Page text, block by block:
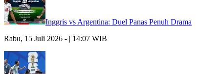
Inggris vs Argentina: Duel Panas Penuh Drama
Rabu, 15 Juli 2026 - | 14:07 WIB